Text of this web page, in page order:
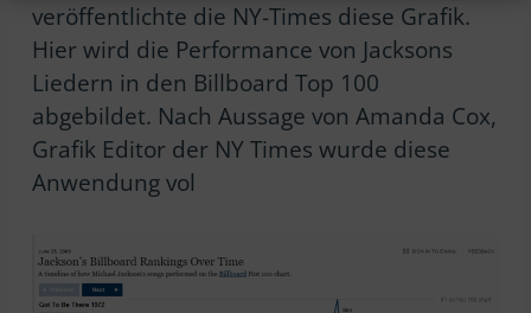
veröffentlichte die NY-Times diese Grafik.
Hier wird die Performance von Jacksons
Liedern in den Billboard Top 100
abgebildet. Nach Aussage von Amanda Cox,
Grafik Editor der NY Times wurde diese
Anwendung vol